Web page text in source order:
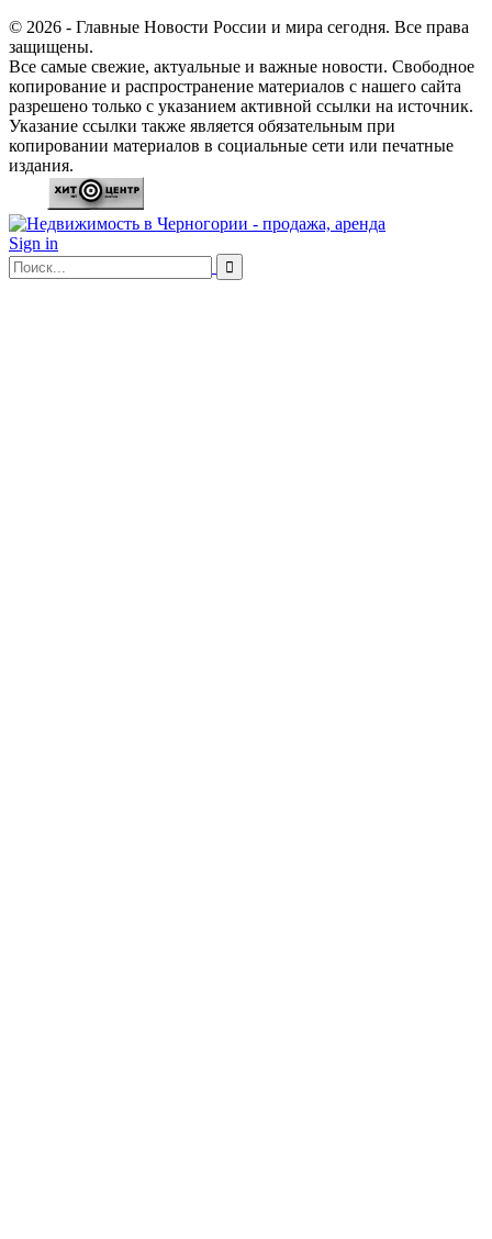
© 2026 - Главные Новости России и мира сегодня. Все права
защищены.
Все самые свежие, актуальные и важные новости. Свободное
копирование и распространение материалов с нашего сайта
разрешено только с указанием активной ссылки на источник.
Указание ссылки также является обязательным при
копировании материалов в социальные сети или печатные
издания.
Sign in